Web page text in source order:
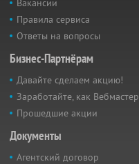
Вакансии
Правила сервиса
Ответы на вопросы
Бизнес-Партнёрам
Давайте сделаем акцию!
Заработайте, как Вебмастер
Прошедшие акции
Документы
Агентский договор